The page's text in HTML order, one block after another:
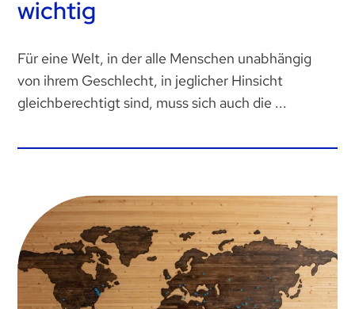
wichtig
Für eine Welt, in der alle Menschen unabhängig
von ihrem Geschlecht, in jeglicher Hinsicht
gleichberechtigt sind, muss sich auch die ...